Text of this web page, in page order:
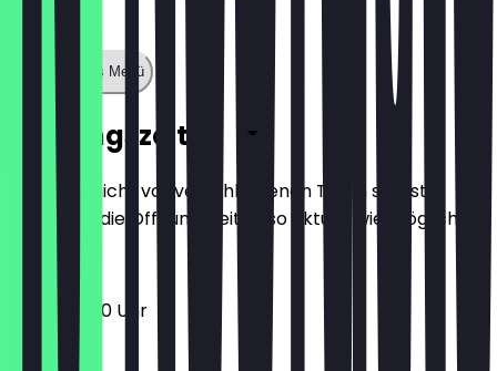
Zeige ganzes Menü
Öffnungszeiten
Damit du nicht vor verschlossenen Türen stehst,
halten wir die Öffnungszeiten so aktuell wie möglich.
12:30 - 22:30 Uhr